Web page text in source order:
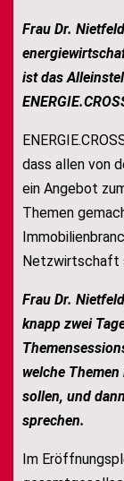
Frau Dr. Nietfeld
ist das
dass allen von
ein Angebot
Themen
Netzwirtschaft
Frau Dr.
knapp zwei
welche
sollen, und
sprechen.
Im